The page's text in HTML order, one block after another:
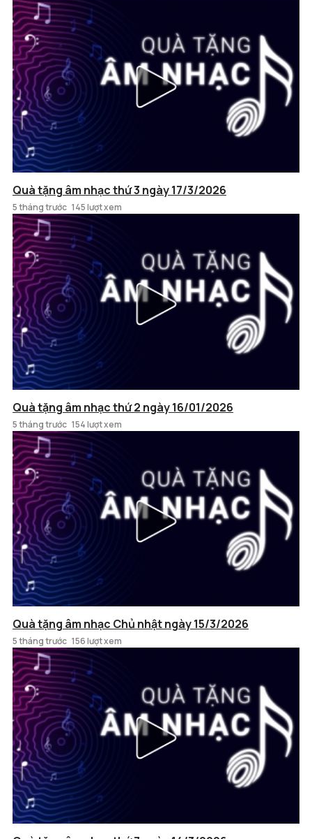
Quà tặng âm nhạc thứ 3 ngày 17/3/2026
5 tháng trước 145 lượt xem
Quà tặng âm nhạc thứ 2 ngày 16/01/2026
5 tháng trước 154 lượt xem
Quà tặng âm nhạc Chủ nhật ngày 15/3/2026
5 tháng trước 156 lượt xem